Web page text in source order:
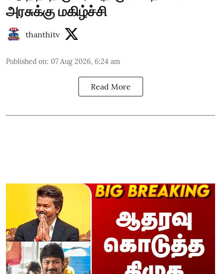
அரசுக்கு மகிழ்ச்சி
thanthitv
Published on: 07 Aug 2026, 6:24 am
Read More